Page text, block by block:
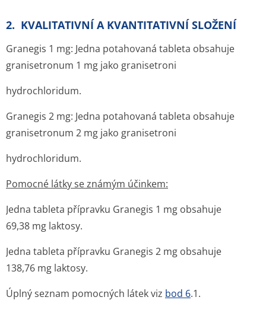
2. KVALITATIVNÍ A KVANTITATIVNÍ SLOŽENÍ
Granegis 1 mg: Jedna potahovaná tableta obsahuje
granisetronum 1 mg jako granisetroni
hydrochloridum.
Granegis 2 mg: Jedna potahovaná tableta obsahuje
granisetronum 2 mg jako granisetroni
hydrochloridum.
Pomocné látky se známým účinkem:
Jedna tableta přípravku Granegis 1 mg obsahuje
69,38 mg laktosy.
Jedna tableta přípravku Granegis 2 mg obsahuje
138,76 mg laktosy.
Úplný seznam pomocných látek viz bod 6.1.